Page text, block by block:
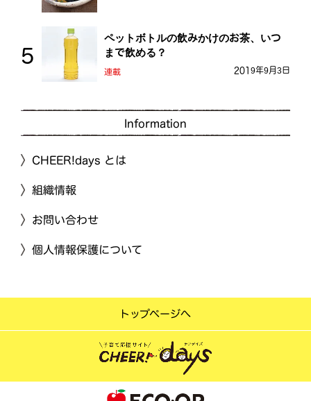
ペットボトルの飲みかけのお茶、いつ
まで飲める？
連載 2019年9月3日
Information
CHEER!days とは
組織情報
お問い合わせ
個人情報保護について
トップページへ